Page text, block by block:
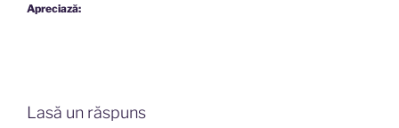
Apreciază:
Lasă un răspuns